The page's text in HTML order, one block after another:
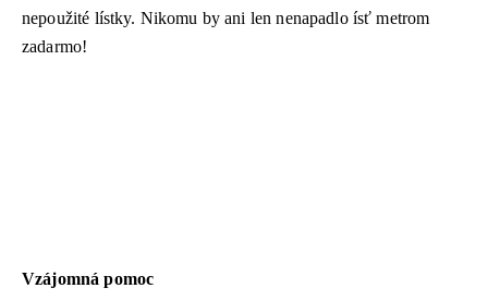
nepoužité lístky. Nikomu by ani len nenapadlo ísť metrom
zadarmo!
Vzájomná pomoc